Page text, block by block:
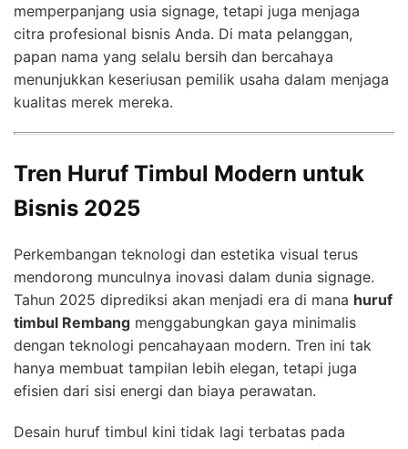
memperpanjang usia signage, tetapi juga menjaga
citra profesional bisnis Anda. Di mata pelanggan,
papan nama yang selalu bersih dan bercahaya
menunjukkan keseriusan pemilik usaha dalam menjaga
kualitas merek mereka.
Tren Huruf Timbul Modern untuk
Bisnis 2025
Perkembangan teknologi dan estetika visual terus
mendorong munculnya inovasi dalam dunia signage.
Tahun 2025 diprediksi akan menjadi era di mana huruf
timbul Rembang menggabungkan gaya minimalis
dengan teknologi pencahayaan modern. Tren ini tak
hanya membuat tampilan lebih elegan, tetapi juga
efisien dari sisi energi dan biaya perawatan.
Desain huruf timbul kini tidak lagi terbatas pada